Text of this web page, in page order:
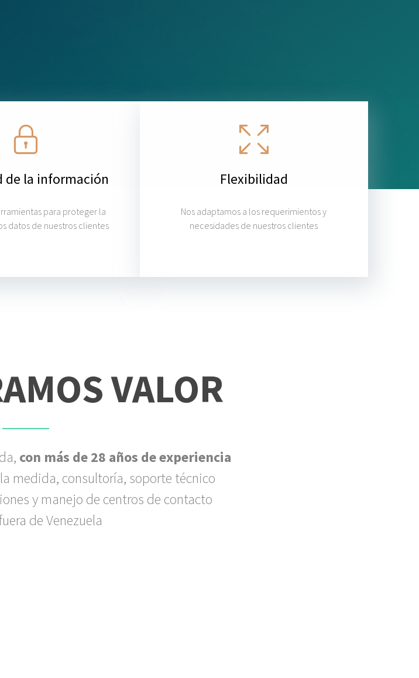
de la información
para proteger la
datos de nuestros clientes
Flexibilidad
Nos adaptamos a los requerimientos y
necesidades de nuestros clientes
VALOR
con más de 28 años de experiencia
medida, consultoría, soporte técnico
y manejo de centros de contacto
de Venezuela